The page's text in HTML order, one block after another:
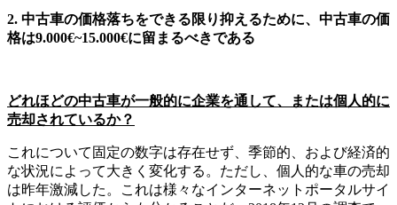
2. 中古車の価格落ちをできる限り抑えるために、中古車の価
格は9.000€~15.000€に留まるべきである
どれほどの中古車が一般的に企業を通して、または個人的に
売却されているか？
これについて固定の数字は存在せず、季節的、および経済的
な状況によって大きく変化する。ただし、個人的な車の売却
は昨年激減した。これは様々なインターネットポータルサイ